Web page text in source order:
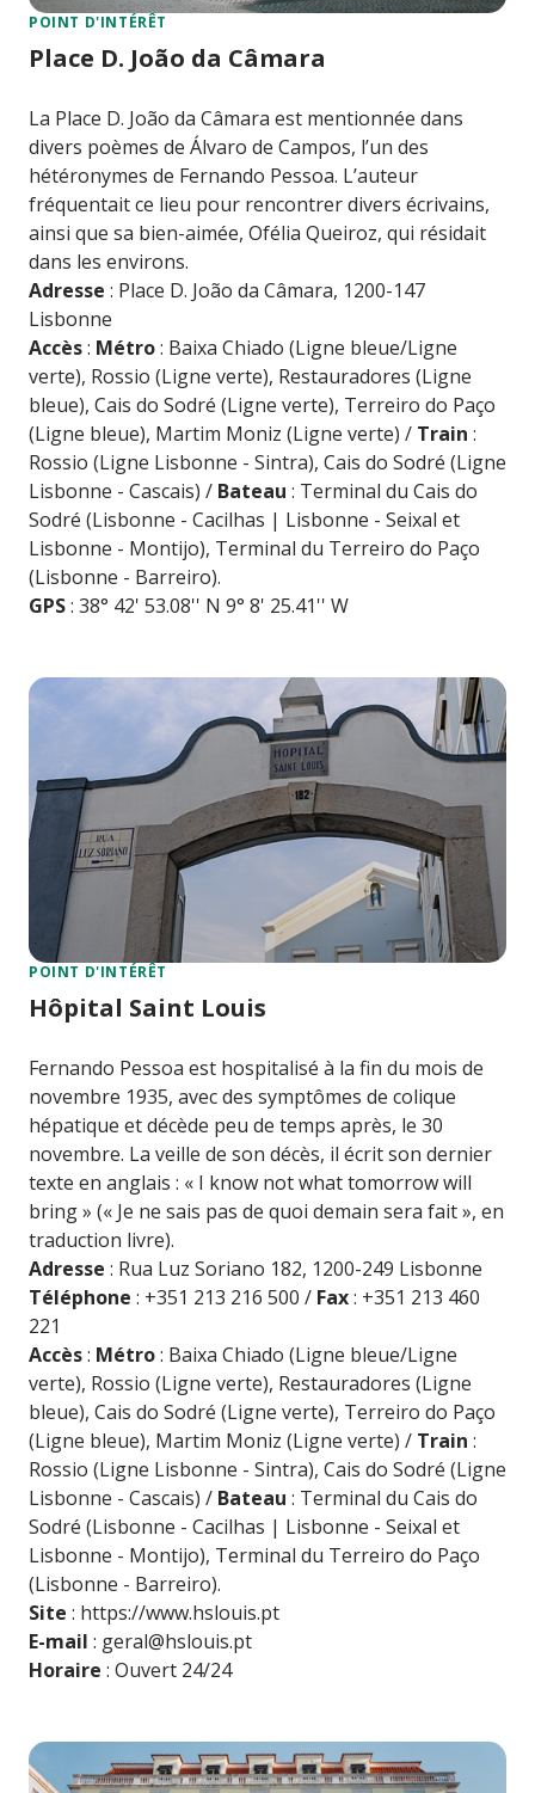
POINT D'INTÉRÊT
Place D. João da Câmara
La Place D. João da Câmara est mentionnée dans
divers poèmes de Álvaro de Campos, l’un des
hétéronymes de Fernando Pessoa. L’auteur
fréquentait ce lieu pour rencontrer divers écrivains,
ainsi que sa bien-aimée, Ofélia Queiroz, qui résidait
dans les environs.
Adresse : Place D. João da Câmara, 1200-147
Lisbonne
Accès: Métro: Baixa Chiado (Ligne bleue/Ligne
verte), Rossio (Ligne verte), Restauradores (Ligne
bleue), Cais do Sodré (Ligne verte), Terreiro do Paço
(Ligne bleue), Martim Moniz (Ligne verte) / Train :
Rossio (Ligne Lisbonne - Sintra), Cais do Sodré (Ligne
Lisbonne - Cascais) / Bateau : Terminal du Cais do
Sodré (Lisbonne - Cacilhas | Lisbonne - Seixal et
Lisbonne - Montijo), Terminal du Terreiro do Paço
(Lisbonne - Barreiro).
GPS: 38° 42' 53.08'' N 9° 8' 25.41'' W
POINT D'INTÉRÊT
Hôpital Saint Louis
Fernando Pessoa est hospitalisé à la fin du mois de
novembre 1935, avec des symptômes de colique
hépatique et décède peu de temps après, le 30
novembre. La veille de son décès, il écrit son dernier
texte en anglais : « I know not what tomorrow will
bring » (« Je ne sais pas de quoi demain sera fait », en
traduction livre).
Adresse : Rua Luz Soriano 182, 1200-249 Lisbonne
Téléphone : +351 213 216 500 / Fax: +351 213 460
221
Accès: Métro: Baixa Chiado (Ligne bleue/Ligne
verte), Rossio (Ligne verte), Restauradores (Ligne
bleue), Cais do Sodré (Ligne verte), Terreiro do Paço
(Ligne bleue), Martim Moniz (Ligne verte) / Train :
Rossio (Ligne Lisbonne - Sintra), Cais do Sodré (Ligne
Lisbonne - Cascais) / Bateau : Terminal du Cais do
Sodré (Lisbonne - Cacilhas | Lisbonne - Seixal et
Lisbonne - Montijo), Terminal du Terreiro do Paço
(Lisbonne - Barreiro).
Site : https://www.hslouis.pt
E-mail : geral@hslouis.pt
Horaire : Ouvert 24/24